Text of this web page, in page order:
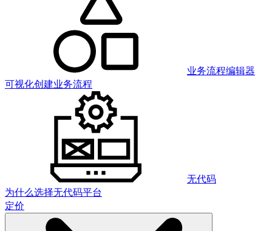
业务流程编辑器
可视化创建业务流程
无代码
为什么选择无代码平台
定价